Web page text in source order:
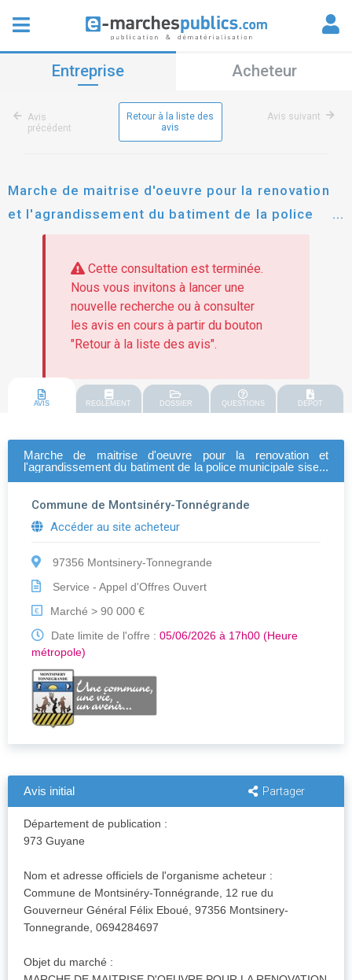
Entreprise Acheteur
Avis
précédent
Retour à la liste des
avis
Avis suivant
Marche de maitrise d'oeuvre pour la renovation
et l'agrandissement du batiment de la police
municipale sise 3 rue bois coton – 97356
montsinery-tonnegrande.
Cette consultation est terminée.
Nous vous invitons à lancer une
nouvelle recherche ou à consulter
les avis en cours à partir du bouton
"Retour à la liste des avis".
AVIS REGLEMENT DOSSIER QUESTIONS DEPOT
Marche de maitrise d'oeuvre pour la renovation et
l'agrandissement du batiment de la police municipale sise 3
Commune de Montsinéry-Tonnégrande
Accéder au site acheteur
97356 Montsinery-Tonnegrande
Service - Appel d'Offres Ouvert
€
Marché > 90 000 €
Date limite de l'offre : 05/06/2026 à 17h00 (Heure
métropole)
Avis initial Partager
Département de publication :
973 Guyane
Nom et adresse officiels de l'organisme acheteur :
Commune de Montsinéry-Tonnégrande, 12 rue du
Gouverneur Général Félix Eboué, 97356 Montsinery-
Tonnegrande, 0694284697
Objet du marché :